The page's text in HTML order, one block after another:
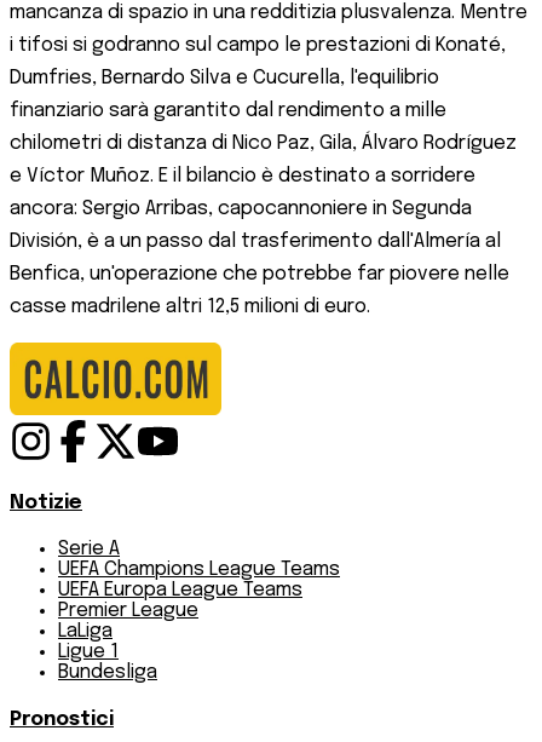
mancanza di spazio in una redditizia plusvalenza. Mentre
i tifosi si godranno sul campo le prestazioni di Konaté,
Dumfries, Bernardo Silva e Cucurella, l'equilibrio
finanziario sarà garantito dal rendimento a mille
chilometri di distanza di Nico Paz, Gila, Álvaro Rodríguez
e Víctor Muñoz. E il bilancio è destinato a sorridere
ancora: Sergio Arribas, capocannoniere in Segunda
División, è a un passo dal trasferimento dall'Almería al
Benfica, un'operazione che potrebbe far piovere nelle
casse madrilene altri 12,5 milioni di euro.
Notizie
Serie A
UEFA Champions League Teams
UEFA Europa League Teams
Premier League
LaLiga
Ligue 1
Bundesliga
Pronostici